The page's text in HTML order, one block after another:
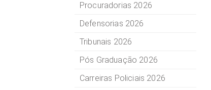
Procuradorias 2026
Defensorias 2026
Tribunais 2026
Pós Graduação 2026
Carreiras Policiais 2026